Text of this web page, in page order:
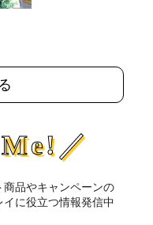
／
品やキャンペーンの
に役立つ情報発信中